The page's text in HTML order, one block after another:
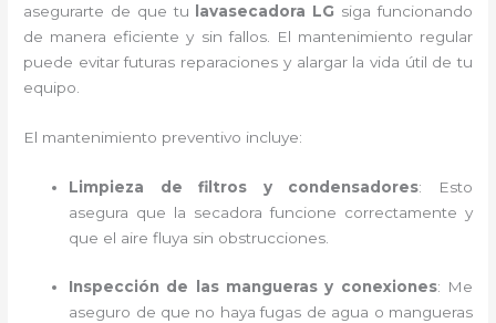
asegurarte de que tu lavasecadora LG siga funcionando
de manera eficiente y sin fallos. El mantenimiento regular
puede evitar futuras reparaciones y alargar la vida útil de tu
equipo.
El mantenimiento preventivo incluye:
Limpieza de filtros y condensadores: Esto
asegura que la secadora funcione correctamente y
que el aire fluya sin obstrucciones.
Inspección de las mangueras y conexiones: Me
aseguro de que no haya fugas de agua o mangueras